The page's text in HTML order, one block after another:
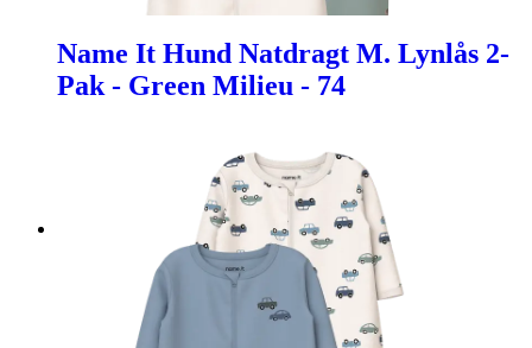
Name It Hund Natdragt M. Lynlås 2-
Pak - Green Milieu - 74